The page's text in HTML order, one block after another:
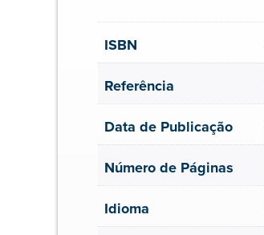
ISBN
Referência
Data de Publicação
Número de Páginas
Idioma